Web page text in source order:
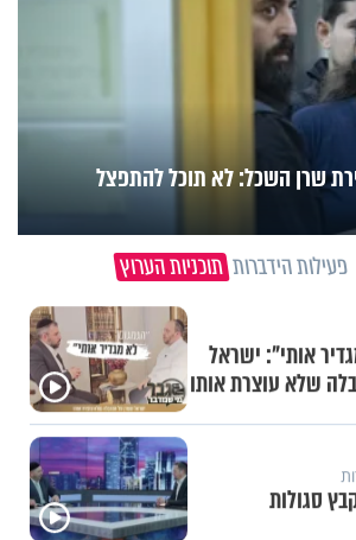
שרן השכל: לא תוכל להתפצל
פעילות הידברות תוכניות הערוץ
אותי": ישראל
שלא עוצרת אותו
סגולות